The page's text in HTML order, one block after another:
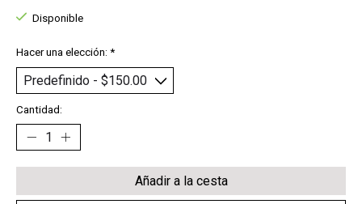
Disponible
Hacer una elección: *
Cantidad:
Añadir a la cesta